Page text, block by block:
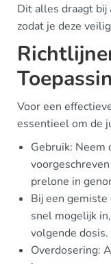
Dit alles draagt bij
zodat je deze
Voor een
essentieel om de
Gebruik: Neem
prelone in
Bij een
snel mogelijk
volgende
Overdosering: